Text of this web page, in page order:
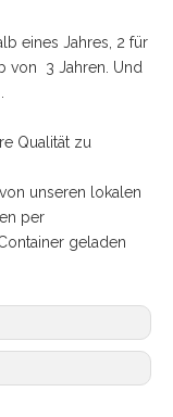
eines Jahres, 2 für
von 3 Jahren. Und
Qualität zu
unseren lokalen
per
geladen